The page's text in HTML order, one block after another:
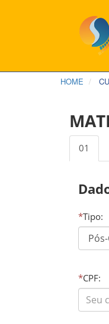
HOME
01
*Tipo:
*CPF: